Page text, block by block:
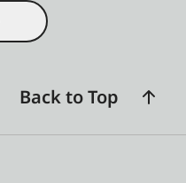
Back to Top